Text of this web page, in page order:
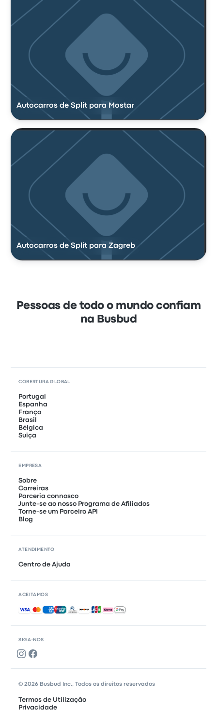
Autocarros de Split para Mostar
Autocarros de Split para Zagreb
Pessoas de todo o mundo confiam
na Busbud
SIGA-NOS
COBERTURA GLOBAL
Portugal
Espanha
França
Brasil
Bélgica
Suiça
EMPRESA
Sobre
Carreiras
Parceria connosco
Junte-se ao nosso Programa de Afiliados
Torne-se um Parceiro API
Blog
ATENDIMENTO
Centro de Ajuda
ACEITAMOS
Pagamentos aceites
© 2026 Busbud Inc., Todos os direitos reservados
Termos de Utilização
Privacidade